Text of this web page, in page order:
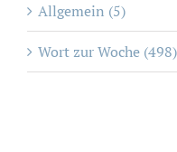
Allgemein (5)
Wort zur Woche (498)